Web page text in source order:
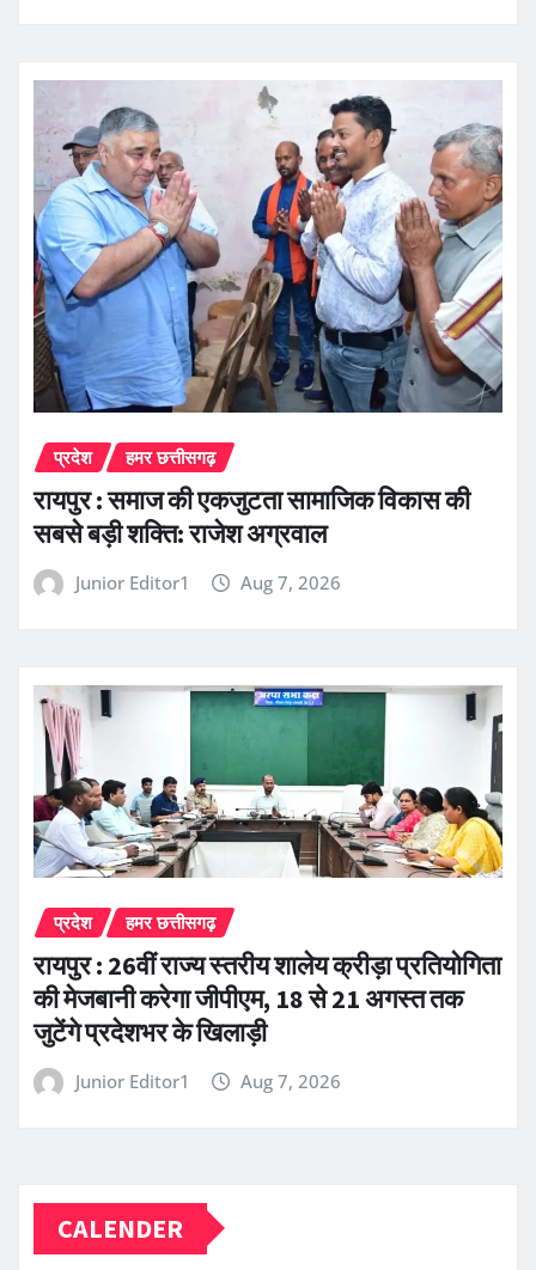
प्रदेश हमर छत्तीसगढ़
रायपुर : समाज की एकजुटता सामाजिक विकास की
सबसे बड़ी शक्ति: राजेश अग्रवाल
Junior Editor1 Aug 7, 2026
प्रदेश हमर छत्तीसगढ़
रायपुर : 26वीं राज्य स्तरीय शालेय क्रीड़ा प्रतियोगिता
की मेजबानी करेगा जीपीएम, 18 से 21 अगस्त तक
जुटेंगे प्रदेशभर के खिलाड़ी
Junior Editor1 Aug 7, 2026
CALENDER